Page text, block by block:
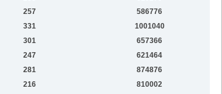
257
586776
331
1001040
301
657366
247
621464
281
874876
216
810002